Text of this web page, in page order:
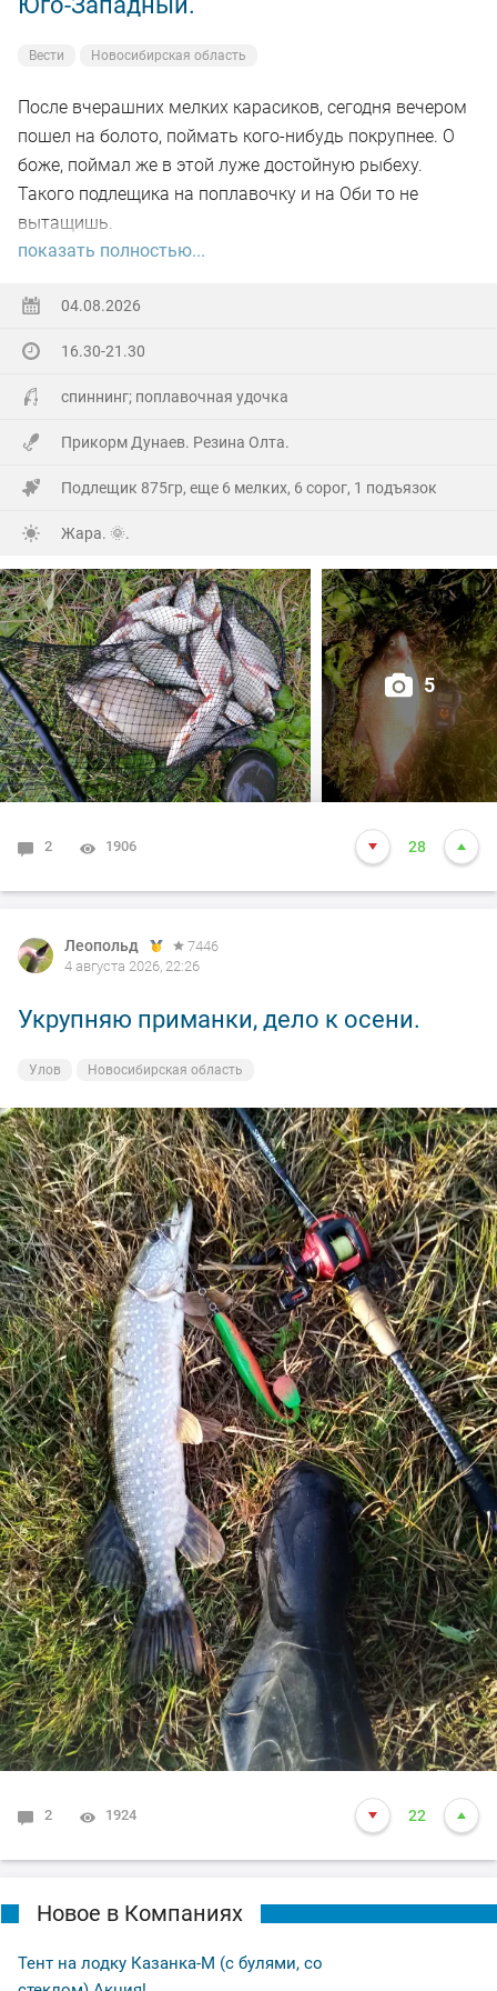
Вести Новосибирская область
После вчерашних мелких карасиков, сегодня вечером
пошел на болото, поймать кого-нибудь покрупнее. О
боже, поймал же в этой луже достойную рыбеху.
Такого подлещика на поплавочку и на Оби то не
вытащишь.
поймал.
На заказе еще покидал спиннинг. Поймал 8 наников.
Отпустил, и пошел домой.
показать полностью...
04.08.2026
16.30-21.30
спиннинг; поплавочная удочка
Прикорм Дунаев. Резина Олта.
Подлещик 875гр, еще 6 мелких, 6 сорог, 1 подъязок
Жара. 🌞.
5
2 1906 28
Леопольд
7446
4 августа 2026, 22:26
Укрупняю приманки, дело к осени.
Улов Новосибирская область
2 1924 22
Новое в Компаниях
Тент на лодку Казанка-М (с булями, со